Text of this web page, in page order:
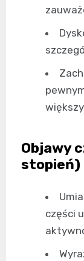
Objawy
stopień)
części